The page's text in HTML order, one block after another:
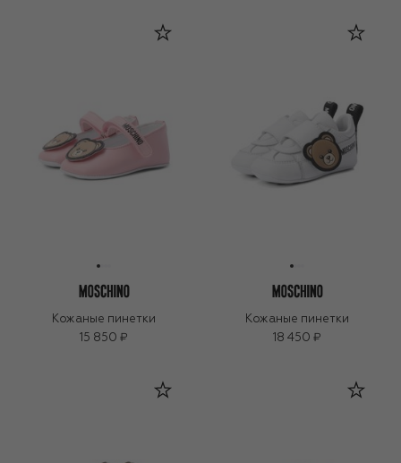
Кожаные пинетки
15 850 ₽
Кожаные пинетки
18 450 ₽